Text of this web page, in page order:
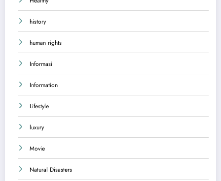
history
human rights
Informasi
Information
Lifestyle
luxury
Movie
Natural Disasters